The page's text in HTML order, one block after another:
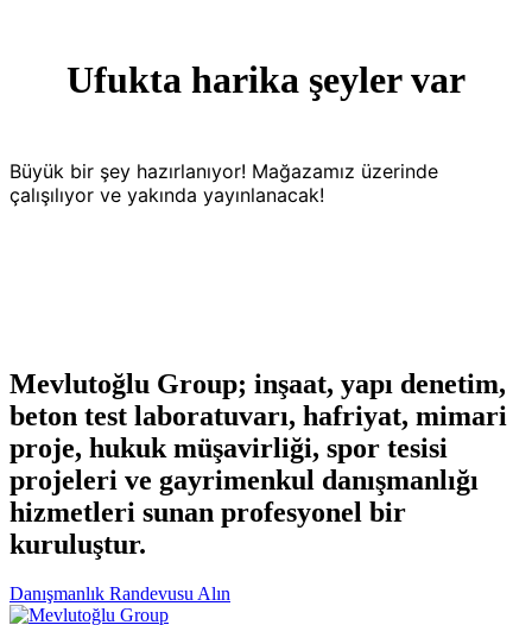
Ufukta harika şeyler var
Büyük bir şey hazırlanıyor! Mağazamız üzerinde
çalışılıyor ve yakında yayınlanacak!
Mevlutoğlu Group; inşaat, yapı denetim,
beton test laboratuvarı, hafriyat, mimari
proje, hukuk müşavirliği, spor tesisi
projeleri ve gayrimenkul danışmanlığı
hizmetleri sunan profesyonel bir
kuruluştur.
Danışmanlık Randevusu Alın